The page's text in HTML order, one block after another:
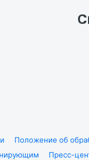
Положение об
Пресс-